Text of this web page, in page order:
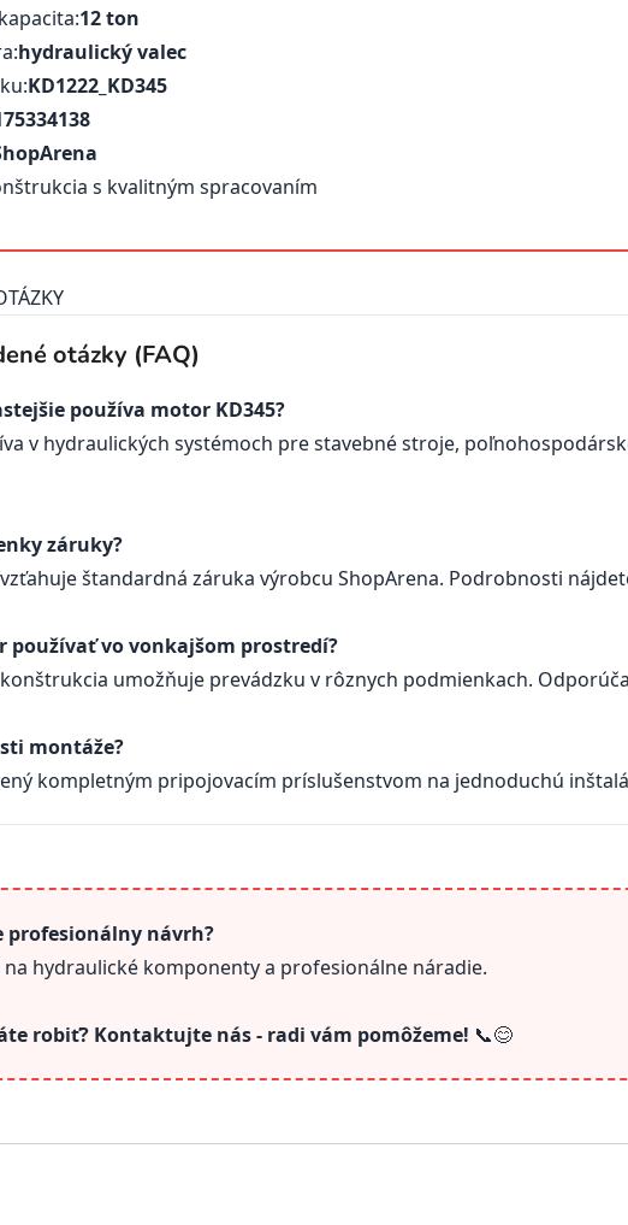
12 ton
hydraulický valec
KD1222_KD345
s kvalitným spracovaním
otázky (FAQ)
používa motor KD345?
v hydraulických systémoch pre stavebné stroje,
záruky?
štandardná záruka výrobcu ShopArena. Podrobnosti
používať vo vonkajšom prostredí?
umožňuje prevádzku v rôznych podmienkach.
montáže?
kompletným pripojovacím príslušenstvom na jednoduchú
profesionálny návrh?
na hydraulické komponenty a profesionálne náradie.
robiť? Kontaktujte nás - radi vám pomôžeme! 📞😊